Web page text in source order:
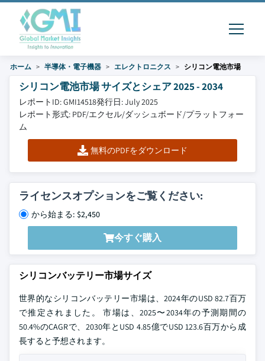
ホーム 半導体・電子機器 エレクトロニクス シリコン電池市場
シリコン電池市場 サイズとシェア 2025 - 2034
レポートID: GMI14518発行日: July 2025
レポート形式: PDF/エクセル/ダッシュボード/プラットフォー
ム
無料のPDFをダウンロード
ライセンスオプションをご覧ください:
から始まる: $2,450
今すぐ購入
シリコンバッテリー市場サイズ
世界的なシリコンバッテリー市場は、2024年のUSD 82.7百万
で推定されました。 市場は、2025〜2034年の予測期間の
50.4%のCAGRで、2030年とUSD 4.85億でUSD 123.6百万から成
長すると予想されます。